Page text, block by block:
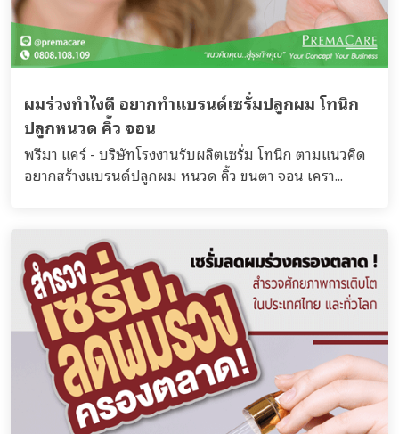
ผมร่วงทำไงดี อยากทำแบรนด์เซรั่มปลูกผม โทนิก
ปลูกหนวด คิ้ว จอน
พรีมา แคร์ - บริษัทโรงงานรับผลิตเซรั่ม โทนิก ตามแนวคิด
อยากสร้างแบรนด์ปลูกผม หนวด คิ้ว ขนตา จอน เครา...